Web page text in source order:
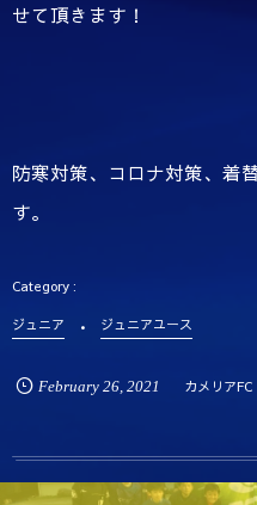
せて頂きます！
防寒対策、コロナ対策、着
す。
ジュニア ジュニアユース
February 26, 2021 カメリアFC